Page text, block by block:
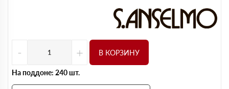
- + В КОРЗИНУ
На поддоне: 240 шт.